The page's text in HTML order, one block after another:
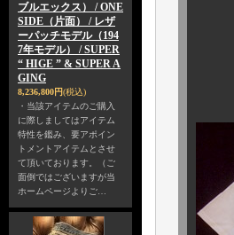
ブルエックス） / ONE
SIDE（片面） / レザ
ーパッチモデル（194
7年モデル） / SUPER
“ HIGE ” & SUPER A
GING
8,236,800円(税込)
・当該アイテムのご購入
に際しましてはアイテム
特性を鑑み、要アポイン
トメントアイテムとさせ
て頂いております。（ご
面倒ではございますが当
ホームページよりご…
あの